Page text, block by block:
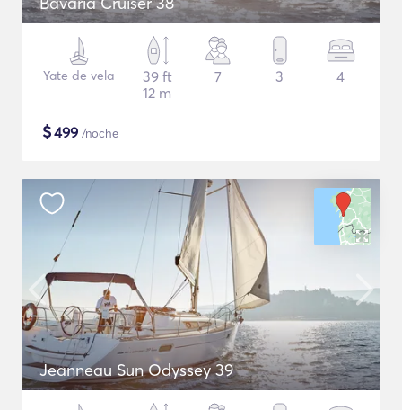
Yate de vela
39 ft
12 m
7 3 4
$499 /noche
Jeanneau Sun Odyssey 39